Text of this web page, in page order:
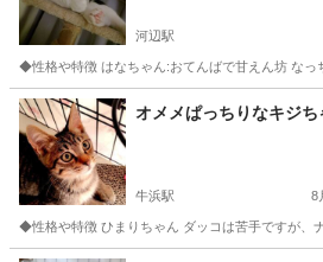
河辺駅
◆性格や特徴 はなちゃん:おてんばで甘えん坊 な
東京 青梅市 河辺駅 猫 甘えん坊
オメメぱっちりなキジち
牛浜駅 8
◆性格や特徴 ひまりちゃん ダッコは苦手ですが、